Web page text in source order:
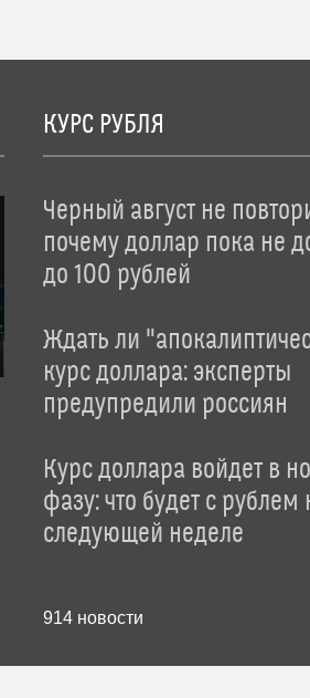
КУРС РУБЛЯ
Черный август не
почему доллар пока не
до 100 рублей
Ждать ли
курс доллара: эксперты
предупредили россиян
Курс доллара войдет в
фазу: что будет с рублем
следующей неделе
914новости